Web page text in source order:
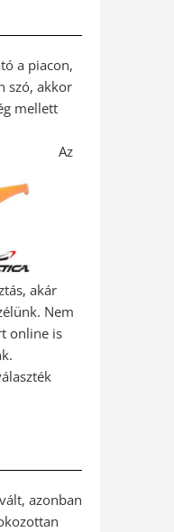
a piacon,
szó, akkor
mellett
Az
akár
Nem
online is
azonban